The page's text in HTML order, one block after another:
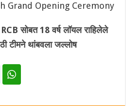
Grand Opening Ceremony
सोबत 18 वर्ष लॉयल राहिलेले
टीमने थांबवला जल्लोष